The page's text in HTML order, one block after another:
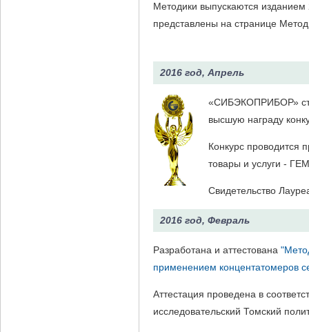
Методики выпускаются
представлены на странице
2016 год, Апрель
«СИБЭКОПРИБОР»
высшую награду
Конкурс проводится
товары и услуги -
Свидетельство
2016 год, Февраль
Разработана и аттестована
применением концентатомеров
Аттестация проведена в
исследовательский Томский